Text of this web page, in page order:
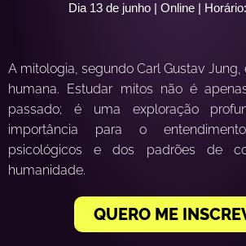
Dia 13 de junho | Online |
A mitologia, segundo Carl Gustav
humana. Estudar mitos não é
passado; é uma exploração
importância para o
psicológicos e dos padrões de
humanidade.
QUERO ME